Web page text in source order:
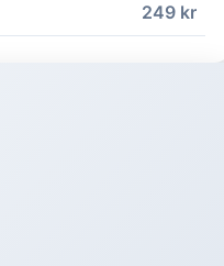
249 kr